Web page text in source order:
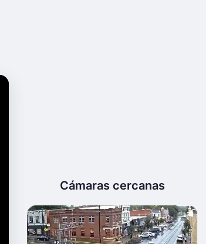
Cámaras cercanas